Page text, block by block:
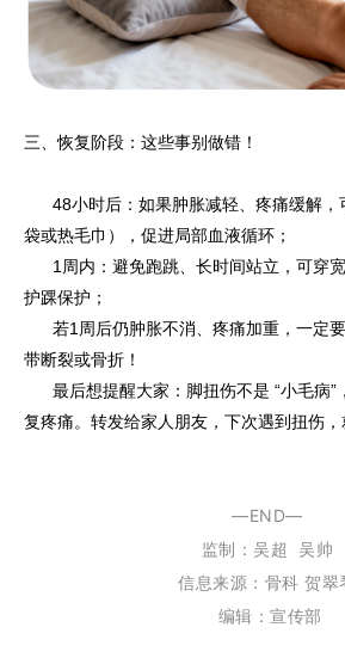
三、恢复阶段：这些事别做错！
48小时后：如果肿胀减轻、疼痛缓解，
袋或热毛巾），促进局部血液循环；
1周内：避免跑跳、长时间站立，可穿宽
护踝保护；
若1周后仍肿胀不消、疼痛加重，一定
带断裂或骨折！
最后想提醒大家：脚扭伤不是 “小毛病”
复疼痛。转发给家人朋友，下次遇到扭伤，
—END—
监制： 吴超
吴帅
信息来源：骨科 贺翠
编辑：宣传部